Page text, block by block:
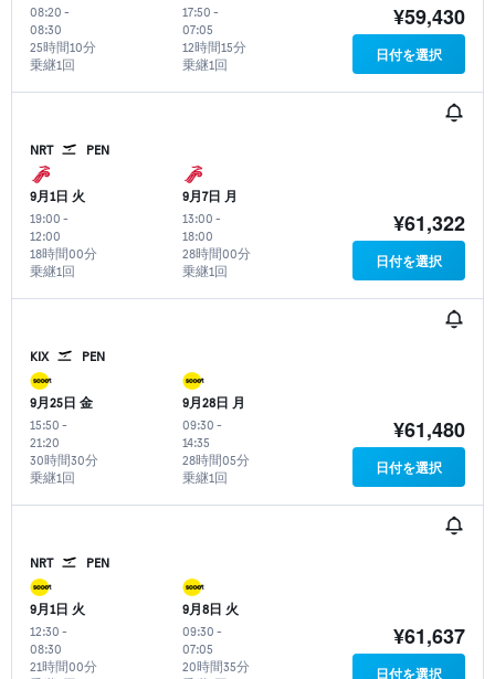
08:20 -
08:30
乗継1回
25時間10分
17:50 -
07:05
乗継1回
12時間15分
¥59,430
日付を選択
NRT PEN
9月1日 火
19:00 -
12:00
乗継1回
18時間00分
9月7日 月
13:00 -
18:00
乗継1回
28時間00分
¥61,322
日付を選択
KIX PEN
9月25日 金
15:50 -
21:20
乗継1回
30時間30分
9月28日 月
09:30 -
14:35
乗継1回
28時間05分
¥61,480
日付を選択
NRT PEN
9月1日 火
12:30 -
08:30
21時間00分
9月8日 火
09:30 -
07:05
20時間35分
¥61,637
日付を選択